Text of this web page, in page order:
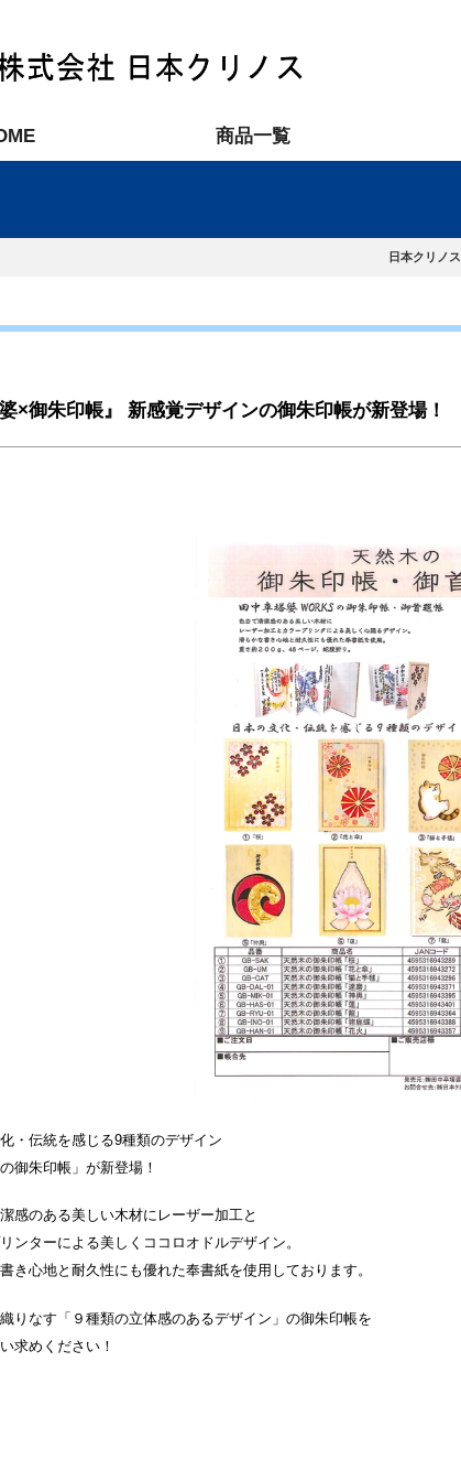
商品一覧
日本クリノス
婆×御朱印帳』 新感覚デザインの御朱印帳が新登場！
・伝統を感じる9種類のデザイン
の御朱印帳」が新登場！
感のある美しい木材にレーザー加工と
ンターによる美しくココロオドルデザイン。
き心地と耐久性にも優れた奉書紙を使用しております。
りなす「９種類の立体感のあるデザイン」の御朱印帳を
求めください！